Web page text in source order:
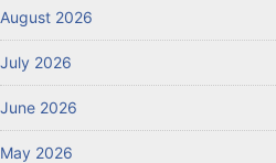
August 2026
July 2026
June 2026
May 2026